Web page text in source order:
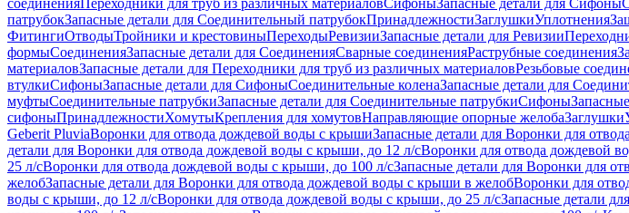
соединенияПереходники для труб из различных материаловСифоныЗапасные детали для Сифоны
патрубокЗапасные детали для Соединительный патрубокПринадлежностиЗаглушкиУплотнения
ФитингиОтводыТройники и крестовиныПереходыРевизииЗапасные детали для Ревизии
формыСоединенияЗапасные детали для СоединенияСварные соединенияРаструбные соединения
материаловЗапасные детали для Переходники для труб из различных материаловРезьбовые
втулкиСифоныЗапасные детали для СифоныСоединительные коленаЗапасные детали для
муфтыСоединительные патрубкиЗапасные детали для Соединительные патрубкиСифоны
сифоныПринадлежностиХомутыКрепления для хомутовНаправляющие опорные желобаЗаглушки
Geberit PluviaВоронки для отвода дождевой воды с крышиЗапасные детали для Воронки для
детали для Воронки для отвода дождевой воды с крыши, до 12 л/сВоронки для отвода дождевой
25 л/сВоронки для отвода дождевой воды с крыши, до 100 л/сЗапасные детали для Воронки для
желобЗапасные детали для Воронки для отвода дождевой воды с крыши в желобВоронки для
воды с крыши, до 12 л/сВоронки для отвода дождевой воды с крыши, до 25 л/сЗапасные детали